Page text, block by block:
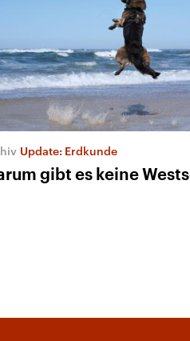
Update: Erdkunde
gibt es keine